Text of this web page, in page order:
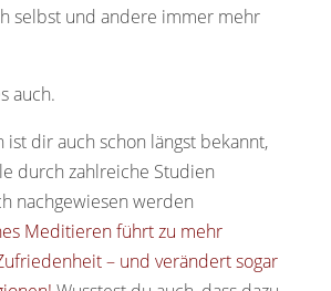
selbst und andere immer mehr
auch.
ist dir auch schon längst bekannt,
durch zahlreiche Studien
nachgewiesen werden
Meditieren führt zu mehr
– und verändert sogar